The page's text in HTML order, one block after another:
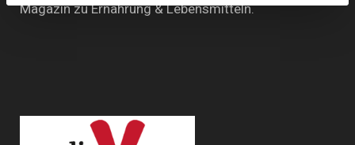
Magazin zu Ernährung & Lebensmitteln.